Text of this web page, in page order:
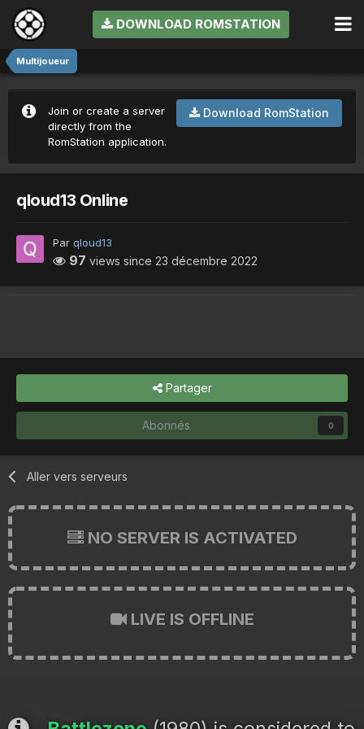
DOWNLOAD ROMSTATION
Multijoueur
Download RomStation
Join or create a server
directly from the
RomStation application.
qloud13 Online
Par qloud13
97 views since 23 décembre 2022
Partager
Abonnés 0
Aller vers serveurs
NO SERVER IS ACTIVATED
LIVE IS OFFLINE